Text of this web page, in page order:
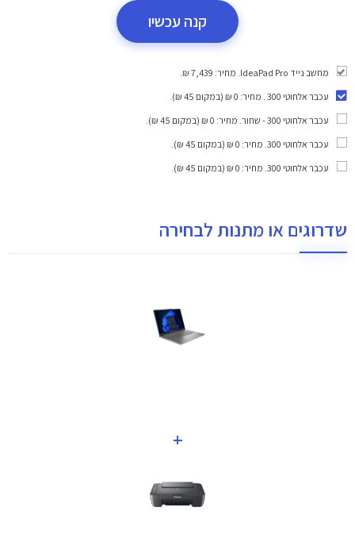
קנה עכשיו
מחשב נייד IdeaPad Pro. מחיר: 7,439 ₪.
עכבר אלחוטי 300
. מחיר: 0 ₪ (במקום 45 ₪).
עכבר אלחוטי 300 - שחור
. מחיר: 0 ₪ (במקום 45 ₪).
עכבר אלחוטי 300
. מחיר: 0 ₪ (במקום 45 ₪).
עכבר אלחוטי 300
. מחיר: 0 ₪ (במקום 45 ₪).
שדרוגים או מתנות לבחירה
+